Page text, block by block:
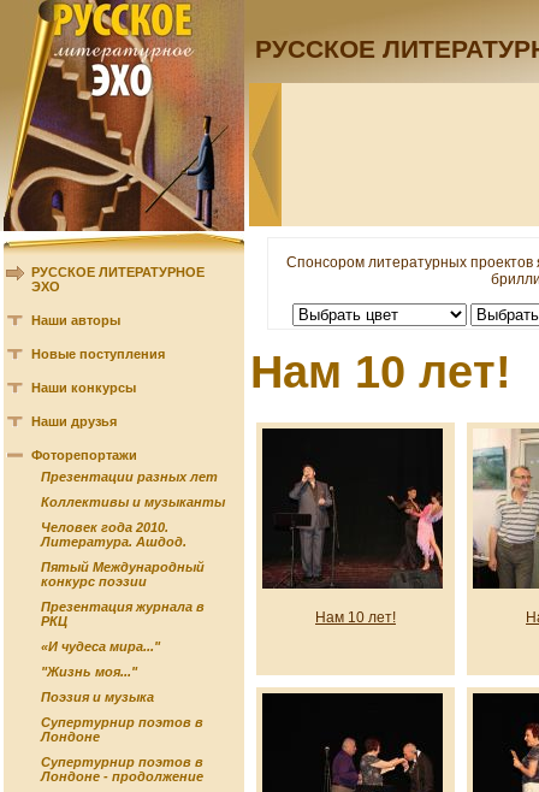
РУССКОЕ
РУССКОЕ ЛИТЕРАТУРНОЕ
ЭХО
Наши авторы
Новые поступления
Наши конкурсы
Наши друзья
Фоторепортажи
Презентации разных лет
Коллективы и музыканты
Человек года 2010.
Литература. Ашдод.
Пятый Международный
конкурс поэзии
Презентация журнала в
РКЦ
«И чудеса мира..."
"Жизнь моя..."
Поэзия и музыка
Супертурнир поэтов в
Лондоне
Супертурнир поэтов в
Лондоне - продолжение
Спонсором литературных
Нам 10 лет!
Нам 10 лет!